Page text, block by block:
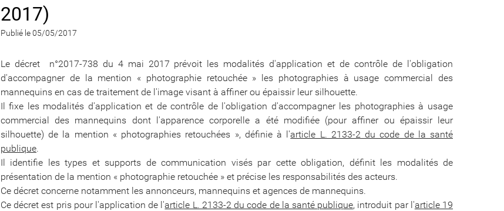
2017)
Publié le 05/05/2017
Le décret n°2017-738 du 4 mai 2017 prévoit les modalités d'application et de contrôle de l'obligation
d'accompagner de la mention « photographie retouchée » les photographies à usage commercial des
mannequins en cas de traitement de l'image visant à affiner ou épaissir leur silhouette.
Il fixe les modalités d'application et de contrôle de l'obligation d'accompagner les photographies à usage
commercial des mannequins dont l'apparence corporelle a été modifiée (pour affiner ou épaissir leur
silhouette) de la mention « photographies retouchées », définie à l'article L. 2133-2 du code de la santé
publique.
Il identifie les types et supports de communication visés par cette obligation, définit les modalités de
présentation de la mention « photographie retouchée » et précise les responsabilités des acteurs.
Ce décret concerne notamment les annonceurs, mannequins et agences de mannequins.
Ce décret est pris pour l'application de l'article L. 2133-2 du code de la santé publique, introduit par l'article 19